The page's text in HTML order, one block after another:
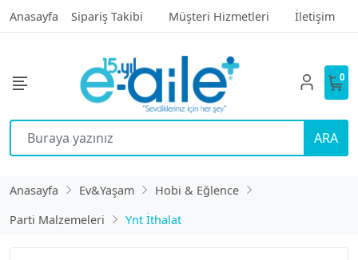
Anasayfa Sipariş Takibi Müşteri Hizmetleri İletişim
ARA
0
Anasayfa Ev&Yaşam
Hobi & Eğlence
Parti Malzemeleri
Ynt İthalat